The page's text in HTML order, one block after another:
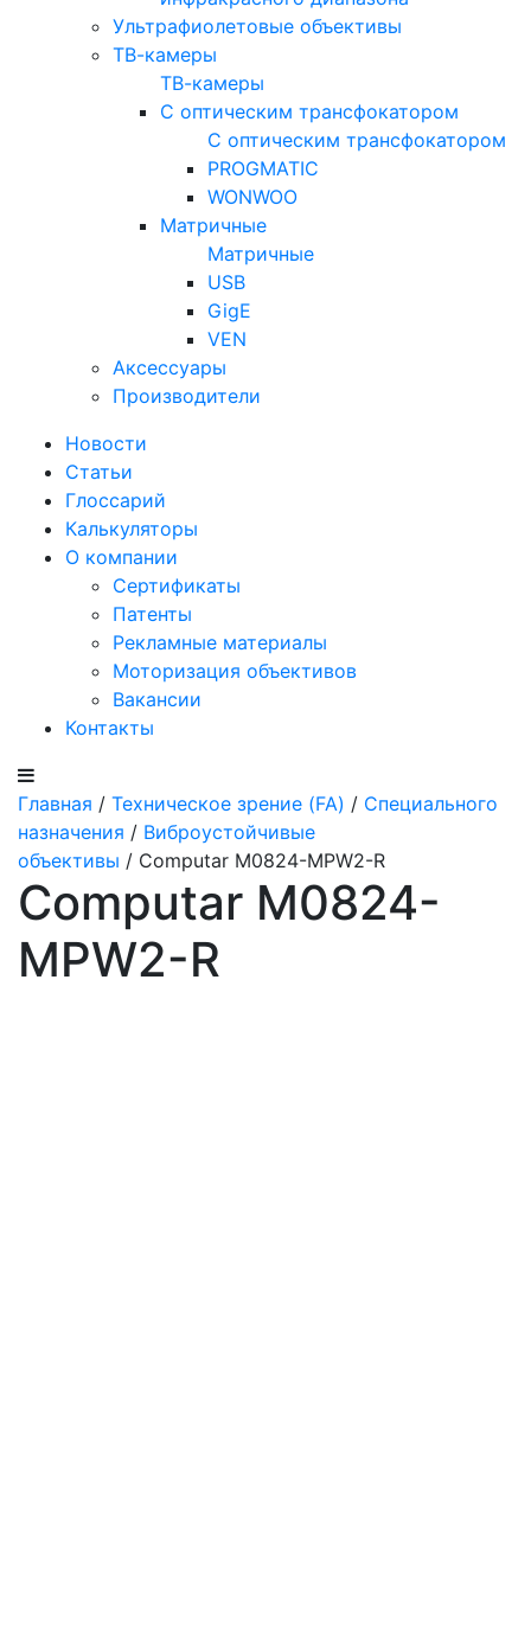
Ультрафиолетовые объективы
ТВ-камеры
ТВ-камеры
С оптическим трансфокатором
С оптическим трансфокатором
PROGMATIC
WONWOO
Матричные
Матричные
USB
GigE
VEN
Аксессуары
Производители
Новости
Статьи
Глоссарий
Калькуляторы
О компании
Сертификаты
Патенты
Рекламные материалы
Моторизация объективов
Вакансии
Контакты
Главная / Техническое зрение (FA) / Специального
назначения / Виброустойчивые
объективы / Computar M0824-MPW2-R
Computar M0824-
MPW2-R